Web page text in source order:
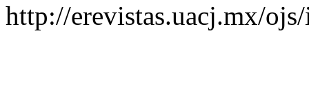
http://erevistas.uacj.mx/